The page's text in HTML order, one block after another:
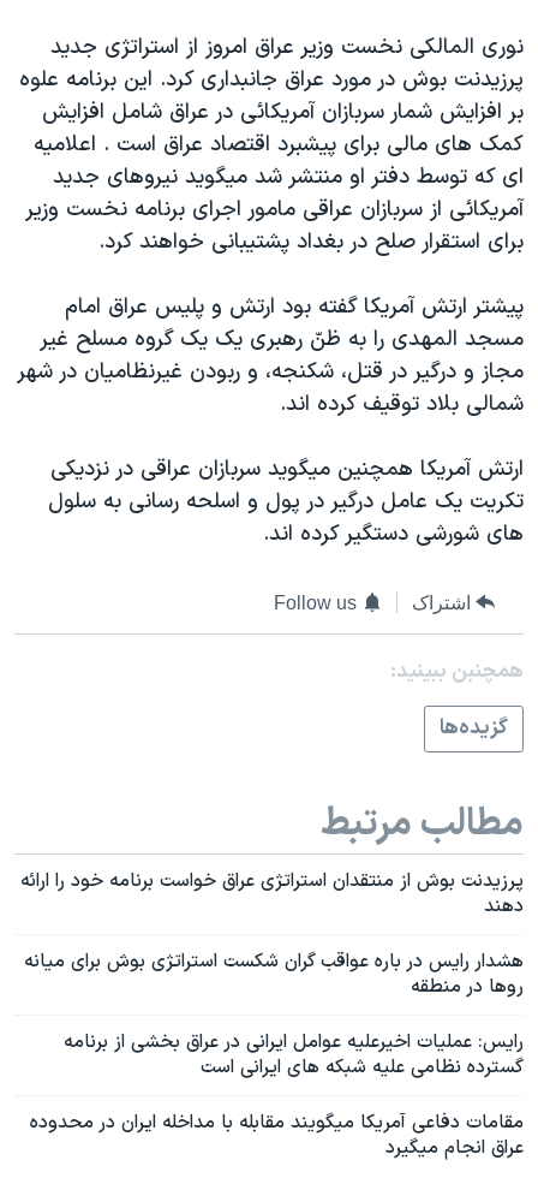
اعتراضات مردمی آبان ۹۸
اسرائیل در جنگ
نرگس محمدی برنده جایزه نوبل صلح
همایش محافظه‌کاران آمریکا «سی‌پک»
صفحه‌های ویژه
نوری المالکی نخست وزير عراق امروز از استراتژی جديد
پرزيدنت بوش در مورد عراق جانبداری کرد. اين برنامه علوه
بر افزايش شمار سربازان آمريکائی در عراق شامل افزايش
کمک های مالی برای پيشبرد اقتصاد عراق است . اعلاميه
ای که توسط دفتر او منتشر شد ميگويد نيروهای جديد
آمريکائی از سربازان عراقی مامور اجرای برنامه نخست وزير
برای استقرار صلح در بغداد پشتيبانی خواهند کرد.
پيشتر ارتش آمريکا گفته بود ارتش و پليس عراق امام
مسجد المهدی را به ظنّ رهبری يک يک گروه مسلح غير
مجاز و درگير در قتل، شکنجه، و ربودن غيرنظاميان در شهر
شمالی بلاد توقيف کرده اند.
ارتش آمريکا همچنين ميگويد سربازان عراقی در نزديکی
تکريت يک عامل درگير در پول و اسلحه رسانی به سلول
های شورشی دستگير کرده اند.
اشتراک Follow us
همچنبن ببینید:
گزيده‌ها
مطالب مرتبط
پرزيدنت بوش از منتقدان استراتژی عراق خواست برنامه خود را ارائه
دهند
هشدار رايس در باره عواقب گران شکست استراتژی بوش برای ميانه
روها در منطقه
رايس: عمليات اخيرعليه عوامل ايرانی در عراق بخشی از برنامه
گسترده نظامی عليه شبکه های ايرانی است
مقامات دفاعی آمريکا ميگويند مقابله با مداخله ايران در محدوده
عراق انجام ميگيرد